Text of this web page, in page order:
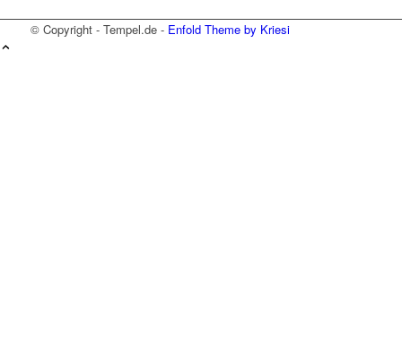
© Copyright - Tempel.de - Enfold Theme by Kriesi